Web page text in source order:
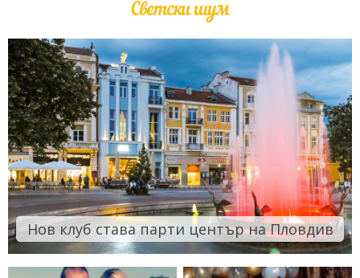
Светски шум
Нов клуб става парти център на Пловдив